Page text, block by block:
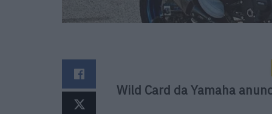
Wild Card da Yamaha